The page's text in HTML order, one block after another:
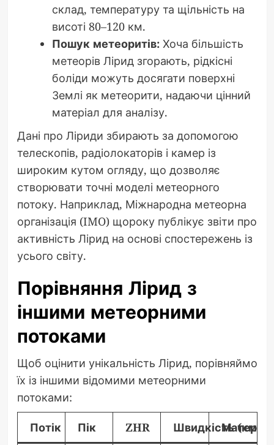
склад, температуру та щільність на
висоті 80–120 км.
Пошук метеоритів:Хоча більшість
метеорів Лірид згорають, рідкісні
боліди можуть досягати поверхні
Землі як метеорити, надаючи цінний
матеріал для аналізу.
Дані про Ліриди збирають за допомогою
телескопів, радіолокаторів і камер із
широким кутом огляду, що дозволяє
створювати точні моделі метеорного
потоку. Наприклад, Міжнародна метеорна
організація (IMO) щороку публікує звіти про
активність Лірид на основі спостережень із
усього світу.
Порівняння Лірид з
іншими метеорними
потоками
Щоб оцінити унікальність Лірид, порівняймо
їх із іншими відомими метеорними
потоками:
Потік Пік ZHR Швидкість (км/с)